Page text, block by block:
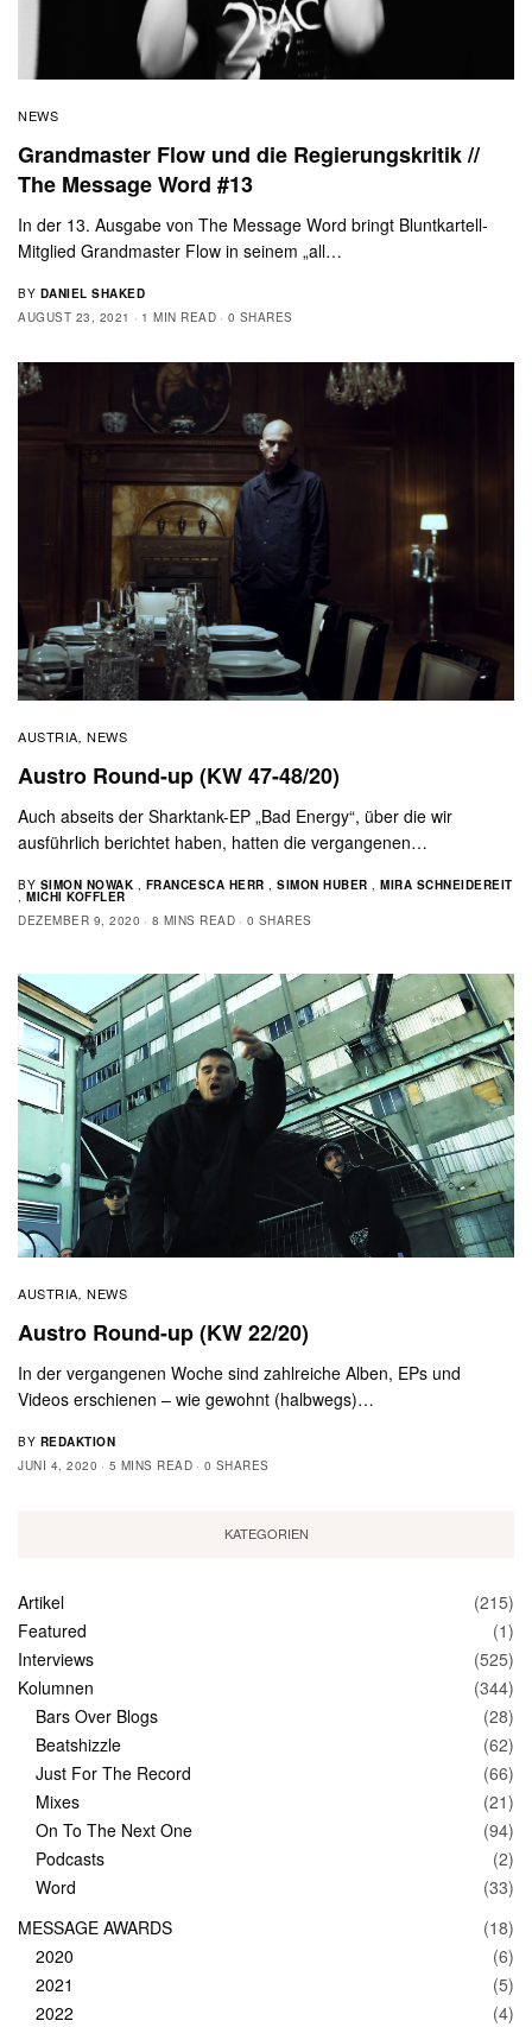
NEWS
Grandmaster Flow und die Regierungskritik //
The Message Word #13
In der 13. Ausgabe von The Message Word bringt Bluntkartell-
Mitglied Grandmaster Flow in seinem „all…
BY DANIEL SHAKED
AUGUST 23, 2021
1 MIN READ 0 SHARES
AUSTRIA, NEWS
Austro Round-up (KW 47-48/20)
Auch abseits der Sharktank-EP „Bad Energy“, über die wir
ausführlich berichtet haben, hatten die vergangenen…
BY SIMON NOWAK , FRANCESCA HERR , SIMON HUBER , MIRA SCHNEIDEREIT
, MICHI KOFFLER
DEZEMBER 9, 2020
8 MINS READ 0 SHARES
AUSTRIA, NEWS
Austro Round-up (KW 22/20)
In der vergangenen Woche sind zahlreiche Alben, EPs und
Videos erschienen – wie gewohnt (halbwegs)…
BY REDAKTION
JUNI 4, 2020
5 MINS READ 0 SHARES
KATEGORIEN
Artikel
(215)
Featured
(1)
Interviews
(525)
Kolumnen
(344)
Bars Over Blogs
(28)
Beatshizzle
(62)
Just For The Record
(66)
Mixes
(21)
On To The Next One
(94)
Podcasts
(2)
Word
(33)
MESSAGE AWARDS
(18)
2020
(6)
2021
(5)
2022
(4)